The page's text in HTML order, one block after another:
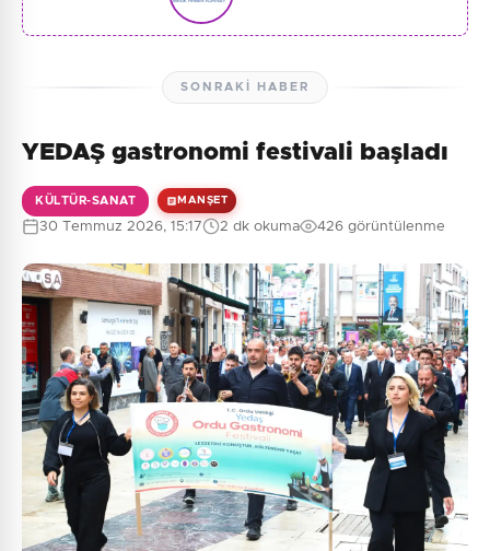
SONRAKI HABER
YEDAŞ gastronomi festivali başladı
KÜLTÜR-SANAT MANŞET
30 Temmuz 2026, 15:17 2 dk okuma 426 görüntülenme